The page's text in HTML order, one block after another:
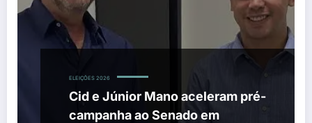
ELEIÇÕES 2026
Cid e Júnior Mano aceleram pré-
campanha ao Senado em